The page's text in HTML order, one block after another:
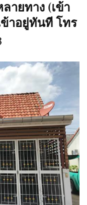
ายทาง (เข้า
าอยู่ทันที โทร